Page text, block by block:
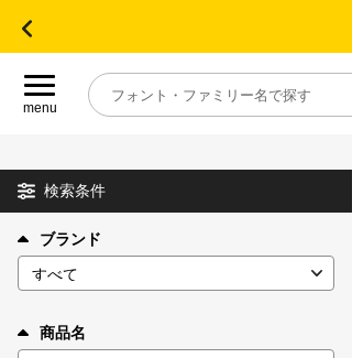
menu
目的別フォントガイド
特集
検索条件
ブランド
商品名